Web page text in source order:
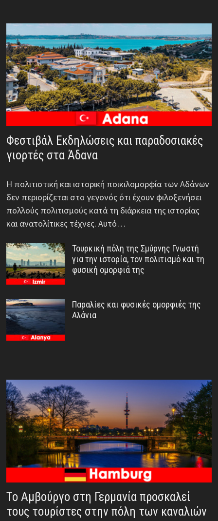
Φεστιβάλ Εκδηλώσεις και παραδοσιακές
γιορτές στα Άδανα
Η πολιτιστική και ιστορική ποικιλομορφία των Αδάνων
δεν περιορίζεται στο γεγονός ότι έχουν φιλοξενήσει
πολλούς πολιτισμούς κατά τη διάρκεια της ιστορίας
και ανατολίτικες τέχνες. Αυτό…
Τουρκική πόλη της Σμύρνης Γνωστή
για την ιστορία, τον πολιτισμό και τη
φυσική ομορφιά της
Παραλίες και φυσικές ομορφιές της
Αλάνια
Το Αμβούργο στη Γερμανία προσκαλεί
τους τουρίστες στην πόλη των καναλιών